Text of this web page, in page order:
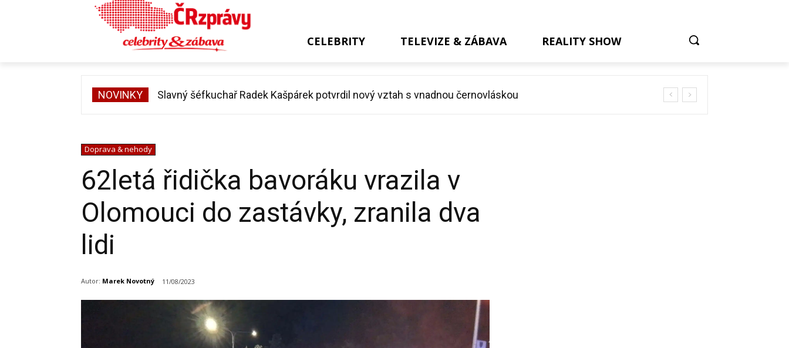
CELEBRITY TELEVIZE & ZÁBAVA REALITY SHOW
NOVINKY Slavný šéfkuchař Radek Kašpárek potvrdil nový vztah s vnadnou černovláskou
Vojtěch Dyk na diskotéce imitoval Miloše Zemana. Diváci se řezali smíchy
Doprava & nehody
62letá řidička bavoráku vrazila v
Olomouci do zastávky, zranila dva
lidi
Autor: Marek Novotný 11/08/2023